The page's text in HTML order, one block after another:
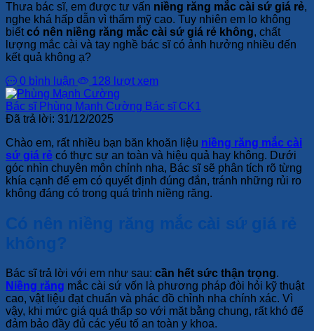
Thưa bác sĩ, em được tư vấn niềng răng mắc cài sứ giá rẻ,
nghe khá hấp dẫn vì thẩm mỹ cao. Tuy nhiên em lo không
biếtcó nên niềng răng mắc cài sứ giá rẻ không, chất
lượng mắc cài và tay nghề bác sĩ có ảnh hưởng nhiều đến
kết quả không ạ?
0 bình luận
128 lượt xem
Bác sĩ Phùng Mạnh Cường Bác sĩ CK1
Đã trả lời: 31/12/2025
Chào em, rất nhiều bạn băn khoăn liệu niềng răng mắc cài
sứ giá rẻ có thực sự an toàn và hiệu quả hay không. Dưới
góc nhìn chuyên môn chỉnh nha, Bác sĩ sẽ phân tích rõ từng
khía cạnh để em có quyết định đúng đắn, tránh những rủi ro
không đáng có trong quá trình niềng răng.
Có nên niềng răng mắc cài sứ giá rẻ
không?
Bác sĩ trả lời với em như sau: cần hết sức thận trọng.
Niềng răng mắc cài sứ vốn là phương pháp đòi hỏi kỹ thuật
cao, vật liệu đạt chuẩn và phác đồ chỉnh nha chính xác. Vì
vậy, khi mức giá quá thấp so với mặt bằng chung, rất khó để
đảm bảo đầy đủ các yếu tố an toàn y khoa.